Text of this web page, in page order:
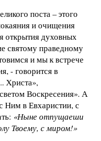
поста – этого
и очищения
открытия духовных
святому праведному
и мы к встрече
- говорится в
Христа»,
Воскресения». А
Ним в Евхаристии, с
«Ныне отпущаеши
Твоему, с миром!»